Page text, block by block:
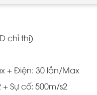
chỉ thị)
+ Điện: 30 lần/Max
Sự cố: 500m/s2